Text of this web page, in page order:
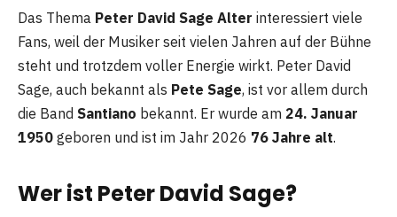
Das Thema Peter David Sage Alter interessiert viele
Fans, weil der Musiker seit vielen Jahren auf der Bühne
steht und trotzdem voller Energie wirkt. Peter David
Sage, auch bekannt als Pete Sage, ist vor allem durch
die Band Santiano bekannt. Er wurde am 24. Januar
1950 geboren und ist im Jahr 2026 76 Jahre alt.
Wer ist Peter David Sage?